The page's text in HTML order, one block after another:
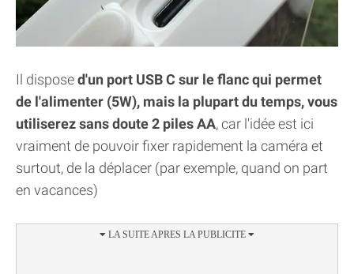
Il disposed'un port USB C sur le flanc qui permet
de l'alimenter (5W), mais la plupart du temps, vous
utiliserez sans doute 2 piles AA, car l'idée est ici
vraiment de pouvoir fixer rapidement la caméra et
surtout, de la déplacer (par exemple, quand on part
en vacances)